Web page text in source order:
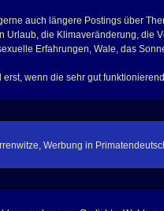
auch längere Postings über
Urlaub, die Klimaveränderung, die
Erfahrungen, Wale, das
erst, wenn die sehr gut
Werbung in